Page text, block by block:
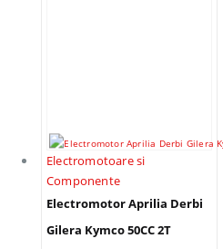
Electromotoare si
Componente
Electromotor Aprilia Derbi
Gilera Kymco 50CC 2T